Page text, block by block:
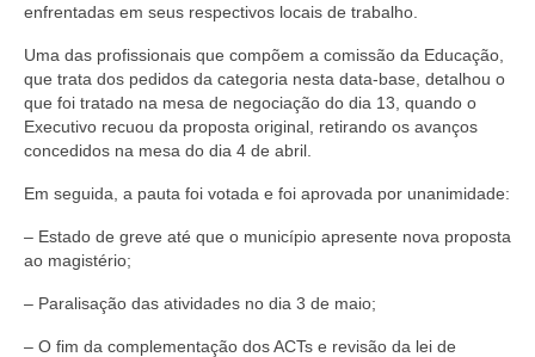
enfrentadas em seus respectivos locais de trabalho.
Uma das profissionais que compõem a comissão da Educação,
que trata dos pedidos da categoria nesta data-base, detalhou o
que foi tratado na mesa de negociação do dia 13, quando o
Executivo recuou da proposta original, retirando os avanços
concedidos na mesa do dia 4 de abril.
Em seguida, a pauta foi votada e foi aprovada por unanimidade:
– Estado de greve até que o município apresente nova proposta
ao magistério;
– Paralisação das atividades no dia 3 de maio;
– O fim da complementação dos ACTs e revisão da lei de